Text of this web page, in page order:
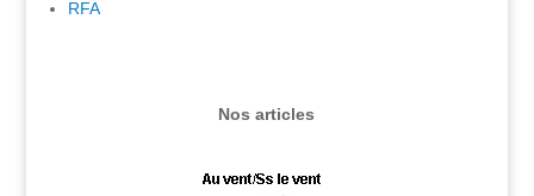
RFA
Nos articles